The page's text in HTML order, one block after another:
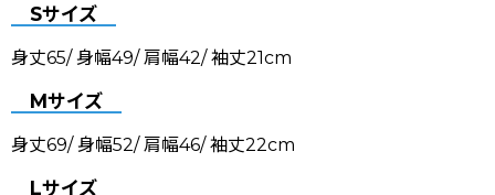
Sサイズ
身丈65/ 身幅49/ 肩幅42/ 袖丈21cm
Mサイズ
身丈69/ 身幅52/ 肩幅46/ 袖丈22cm
Lサイズ